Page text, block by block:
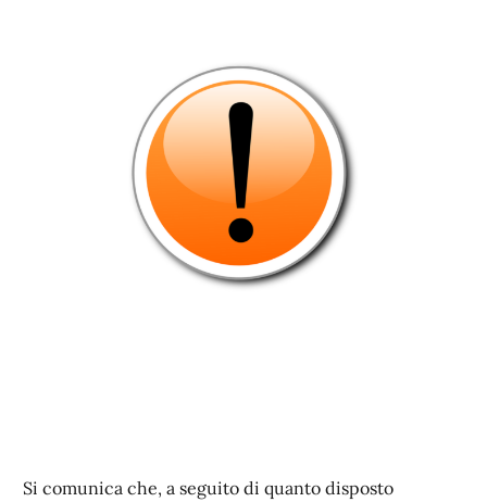
Si comunica che, a seguito di quanto disposto